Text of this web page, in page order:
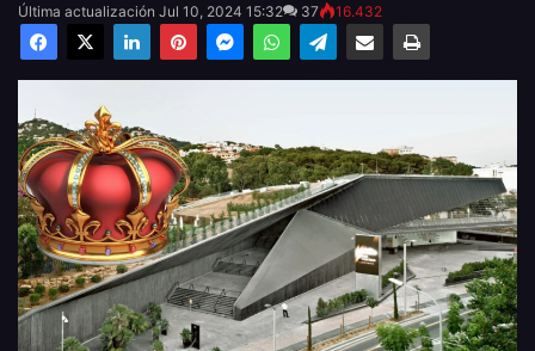
Última actualización Jul 10, 2024 15:32 37 16.432
Facebook
X LinkedInPinterestMessengerWhatsAppTelegramCompartir por email Imprimir